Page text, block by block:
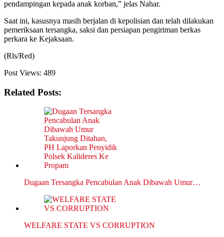
pendampingan kepada anak korban,” jelas Nahar.
Saat ini, kasusnya masih berjalan di kepolisian dan telah dilakukan
pemeriksaan tersangka, saksi dan persiapan pengiriman berkas
perkara ke Kejaksaan.
(Rls/Red)
Post Views: 489
Related Posts:
Dugaan Tersangka Pencabulan Anak Dibawah Umur…
WELFARE STATE VS CORRUPTION